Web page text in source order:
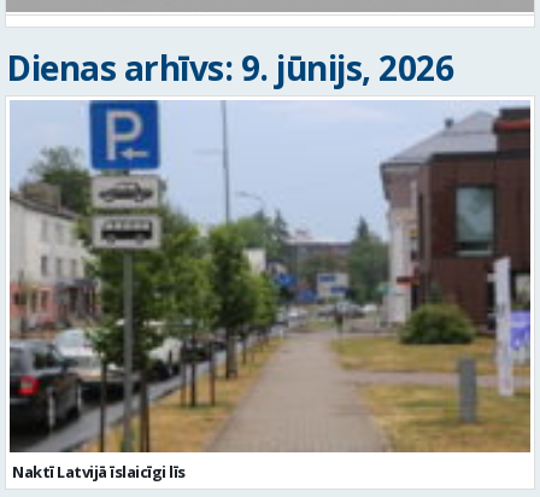
Dienas arhīvs: 9. jūnijs, 2026
Naktī Latvijā īslaicīgi līs